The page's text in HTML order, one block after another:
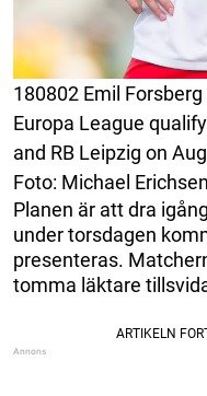
180802 Emil
Europa League
and RB Leipzig on
Foto: Michael
Planen är att dra
under torsdagen
presenteras.
tomma läktare